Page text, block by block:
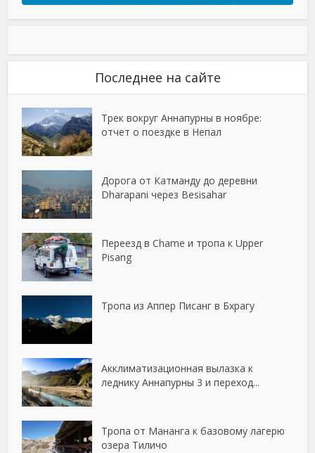
Последнее на сайте
Трек вокруг Аннапурны в ноябре:
отчет о поездке в Непал
Дорога от Катманду до деревни
Dharapani через Besisahar
Переезд в Chame и тропа к Upper
Pisang
Тропа из Аппер Писанг в Бхрагу
Акклиматизационная вылазка к
леднику Аннапурны 3 и переход...
Тропа от Мананга к базовому лагерю
озера Тиличо